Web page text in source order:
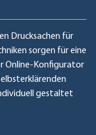
Drucksachen für
sorgen für eine
Online-Konfigurator
gestaltet